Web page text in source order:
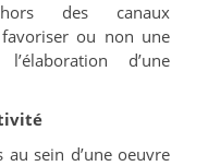
des canaux
ou non une
d’une
sein d’une oeuvre